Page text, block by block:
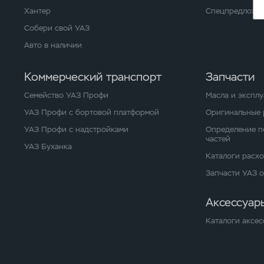
Хантер
Собери свой УАЗ
Авто в наличии
Коммерческий транспорт
Семейство УАЗ Профи
УАЗ Профи с бортовой платформой
УАЗ Профи с надстройками
УАЗ Буханка
Запчасти
Масла и
Оригинальные
Определение
частей
Каталоги
Запчасти УАЗ
Каталоги